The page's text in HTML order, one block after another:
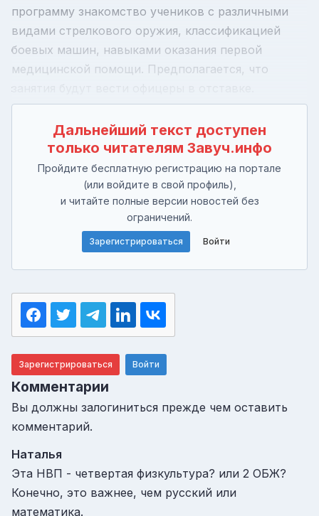
программу знакомство учеников с различными
видами стрелкового оружия, классификацией
боевых машин, навыками оказания первой
медицинской помощи. Предполагается, что
занятия будут вести офицеры в отставке.
Дальнейший текст доступен
только читателям Завуч.инфо
Пройдите бесплатную регистрацию на портале
(или войдите в свой профиль),
и читайте полные версии новостей без
ограничений.
Зарегистрироваться Войти
Зарегистрироваться Войти
Комментарии
Вы должны залогиниться прежде чем оставить
комментарий.
Наталья
Эта НВП - четвертая физкультура? или 2 ОБЖ?
Конечно, это важнее, чем русский или
математика.